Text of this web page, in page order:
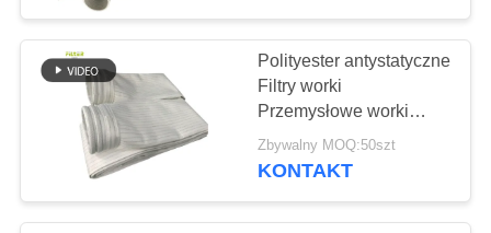
JAKOŚCI
SKONTAKTUJ
NAMI
Poliestrowy worek
filtrujący
113
Polityester antystatyczne
Filtry worki
Przemysłowe worki
zbierające pył nadające
się do zastosowań w
Zbywalny MOQ:50szt
KONTAKT